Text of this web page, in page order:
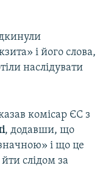
і його слова,
наслідувати
комісар ЄС з
, додавши, що
і що це
слідом за